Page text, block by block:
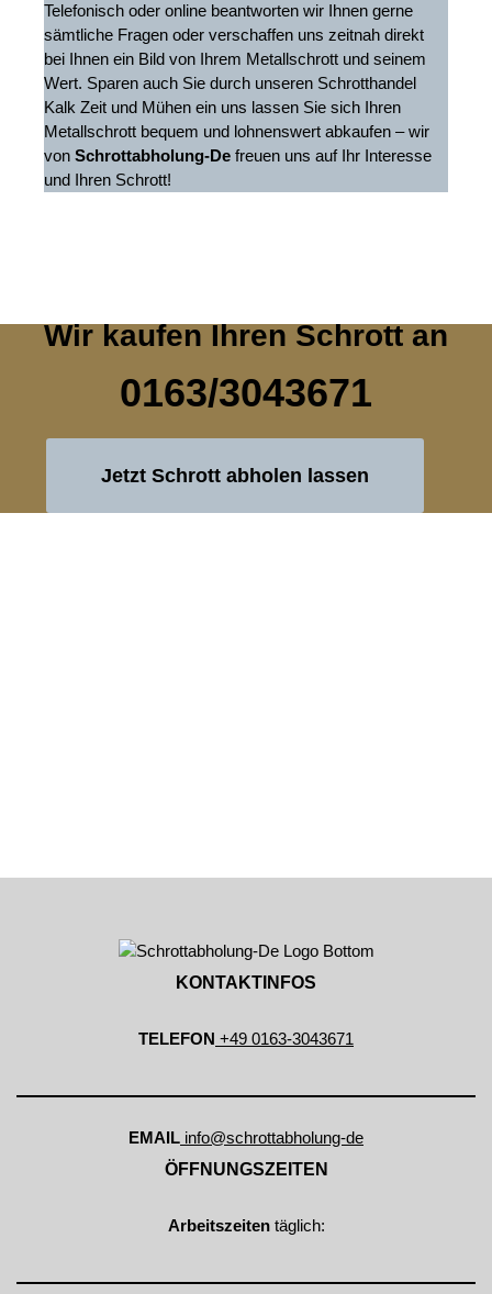
Telefonisch oder online beantworten wir Ihnen gerne
sämtliche Fragen oder verschaffen uns zeitnah direkt
bei Ihnen ein Bild von Ihrem Metallschrott und seinem
Wert. Sparen auch Sie durch unseren Schrotthandel
Kalk Zeit und Mühen ein uns lassen Sie sich Ihren
Metallschrott bequem und lohnenswert abkaufen – wir
von Schrottabholung-De freuen uns auf Ihr Interesse
und Ihren Schrott!
Wir kaufen Ihren Schrott an
0163/3043671
Jetzt Schrott abholen lassen
KONTAKTINFOS
TELEFON +49 0163-3043671
EMAIL info@schrottabholung-de
ÖFFNUNGSZEITEN
Arbeitszeitentäglich: